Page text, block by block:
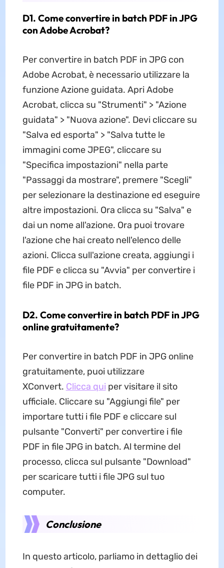
D1. Come convertire in batch PDF in JPG
con Adobe Acrobat?
Per convertire in batch PDF in JPG con
Adobe Acrobat, è necessario utilizzare la
funzione Azione guidata. Apri Adobe
Acrobat, clicca su "Strumenti" > "Azione
guidata" > "Nuova azione". Devi cliccare su
"Salva ed esporta" > "Salva tutte le
immagini come JPEG", cliccare su
"Specifica impostazioni" nella parte
"Passaggi da mostrare", premere "Scegli"
per selezionare la destinazione ed eseguire
altre impostazioni. Ora clicca su "Salva" e
dai un nome all'azione. Ora puoi trovare
l'azione che hai creato nell'elenco delle
azioni. Clicca sull'azione creata, aggiungi i
file PDF e clicca su "Avvia" per convertire i
file PDF in JPG in batch.
D2. Come convertire in batch PDF in JPG
online gratuitamente?
Per convertire in batch PDF in JPG online
gratuitamente, puoi utilizzare
XConvert. Clicca qui per visitare il sito
ufficiale. Cliccare su "Aggiungi file" per
importare tutti i file PDF e cliccare sul
pulsante "Converti" per convertire i file
PDF in file JPG in batch. Al termine del
processo, clicca sul pulsante "Download"
per scaricare tutti i file JPG sul tuo
computer.
Conclusione
In questo articolo, parliamo in dettaglio dei